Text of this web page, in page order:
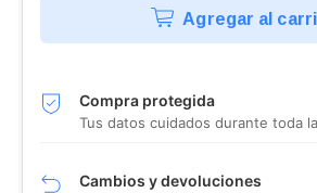
Agregar al
Compra protegida
Tus datos cuidados durante toda
Cambios y devoluciones